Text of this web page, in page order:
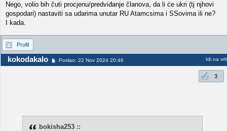
Nego, volio bih čuti procjenu/predviđanje članova, da li će ukri (tj njhovi
gospodari) nastaviti sa udarima unutar RU Atamcsima i SSovima ili ne?
I kada.
Profil
kokodakalo Poslao: 22 Nov 2024 20:46 Idi na vrh
3
bokisha253 ::